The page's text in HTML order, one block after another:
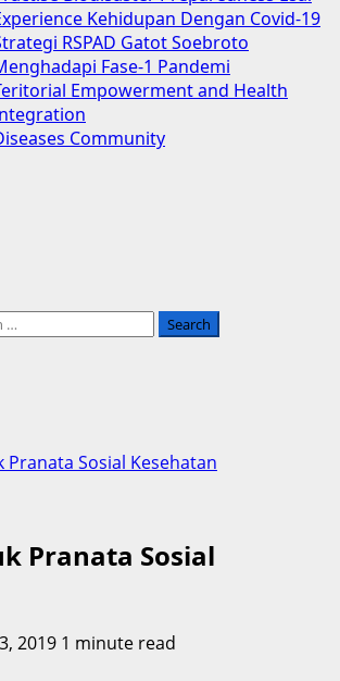
Kehidupan Dengan Covid-19
RSPAD Gatot Soebroto
Fase-1 Pandemi
Empowerment and Health
Community
Pranata Sosial Kesehatan
Pranata Sosial
2019 1 minute read